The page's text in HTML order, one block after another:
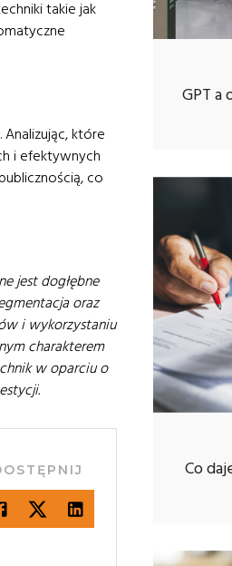
takie jak
które
i efektywnych
co
jest dogłębne
oraz
i wykorzystaniu
charakterem
w oparciu o
GPT a
Co